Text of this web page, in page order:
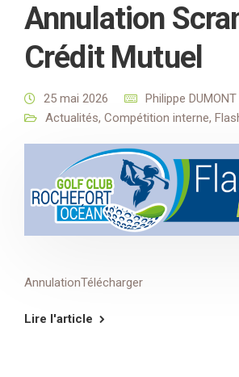
Annulation
Crédit Mutuel
25 mai 2026
Philippe DUMONT
Actualités, Compétition interne,
AnnulationTélécharger
Lire l'article